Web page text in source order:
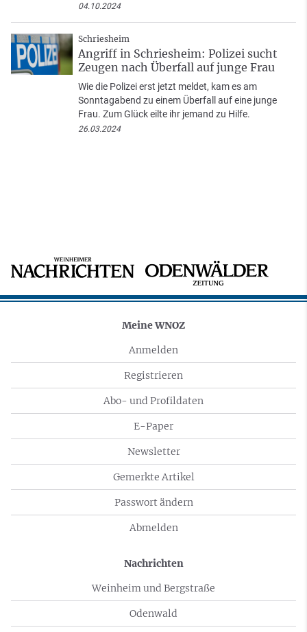
04.10.2024
Schriesheim
Angriff in Schriesheim: Polizei sucht
Zeugen nach Überfall auf junge Frau
Wie die Polizei erst jetzt meldet, kam es am
Sonntagabend zu einem Überfall auf eine junge
Frau. Zum Glück eilte ihr jemand zu Hilfe.
26.03.2024
Meine WNOZ
Anmelden
Registrieren
Abo- und Profildaten
E-Paper
Newsletter
Gemerkte Artikel
Passwort ändern
Abmelden
Nachrichten
Weinheim und Bergstraße
Odenwald